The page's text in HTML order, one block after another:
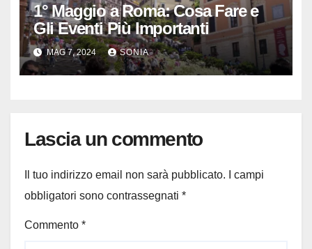
1° Maggio a Roma: Cosa Fare e
Gli Eventi Più Importanti
MAG 7, 2024 SONIA
Lascia un commento
Il tuo indirizzo email non sarà pubblicato.
I campi
obbligatori sono contrassegnati *
Commento *